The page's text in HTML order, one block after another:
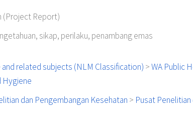
(Project Report)
sikap, perilaku, penambang emas
and related subjects (NLM Classification) >WA Public
Hygiene
dan Pengembangan Kesehatan > Pusat